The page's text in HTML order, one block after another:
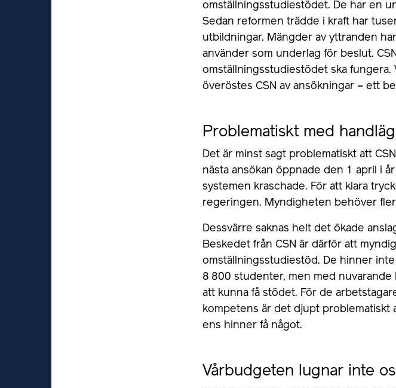
omställningsstudiestödet. De har en
Sedan reformen trädde i kraft har
utbildningar. Mängder av yttranden
använder som underlag för beslut.
omställningsstudiestödet ska
överöstes CSN av ansökningar – ett
Problematiskt med
Det är minst sagt problematiskt att
nästa ansökan öppnade den 1 april i
systemen kraschade. För att klara
regeringen. Myndigheten behöver
Dessvärre saknas helt det ökade
Beskedet från CSN är därför att
omställningsstudiestöd. De hinner
8 800 studenter, men med
att kunna få stödet. För de
kompetens är det djupt problematiskt
ens hinner få något.
Vårbudgeten lugnar inte